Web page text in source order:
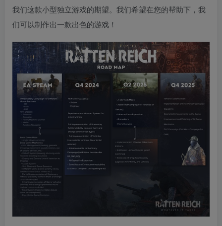
我们这款小型独立游戏的期望。我们希望在您的帮助下，我
们可以制作出一款出色的游戏！